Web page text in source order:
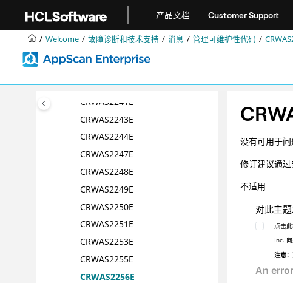
产品文档 Customer Support
Welcome 故障诊断和技术支持 消息 管理可维护性代码
CRWAS2236E
CRWAS2237E
CRWAS2239E
CRWAS2240E
CRWAS2241E
CRWAS2243E
CRWAS2244E
CRWAS2247E
CRWAS2248E
CRWAS2249E
CRWAS2250E
CRWAS2251E
CRWAS2253E
CRWAS2255E
CRWAS2256E
没有可用于
修订建议通
不适用
对此主
点击
Inc.
注意：